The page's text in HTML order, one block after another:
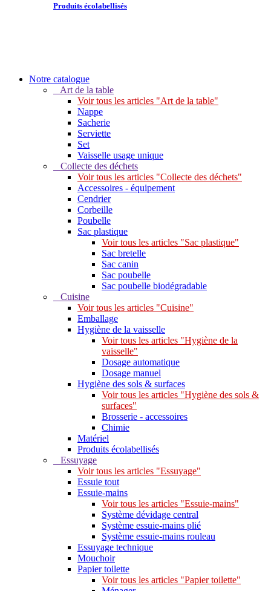
Produits écolabellisés
Notre catalogue
Art de la table
Voir tous les articles "Art de la table"
Nappe
Sacherie
Serviette
Set
Vaisselle usage unique
Collecte des déchets
Voir tous les articles "Collecte des déchets"
Accessoires - équipement
Cendrier
Corbeille
Poubelle
Sac plastique
Voir tous les articles "Sac plastique"
Sac bretelle
Sac canin
Sac poubelle
Sac poubelle biodégradable
Cuisine
Voir tous les articles "Cuisine"
Emballage
Hygiène de la vaisselle
Voir tous les articles "Hygiène de la
vaisselle"
Dosage automatique
Dosage manuel
Hygiène des sols & surfaces
Voir tous les articles "Hygiène des sols &
surfaces"
Brosserie - accessoires
Chimie
Matériel
Produits écolabellisés
Essuyage
Voir tous les articles "Essuyage"
Essuie tout
Essuie-mains
Voir tous les articles "Essuie-mains"
Système dévidage central
Système essuie-mains plié
Système essuie-mains rouleau
Essuyage technique
Mouchoir
Papier toilette
Voir tous les articles "Papier toilette"